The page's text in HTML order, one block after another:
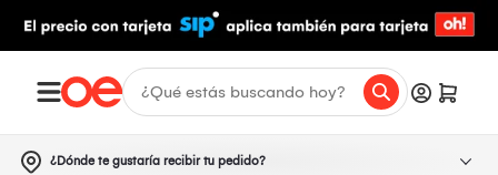
¿Dónde te gustaría recibir tu pedido?